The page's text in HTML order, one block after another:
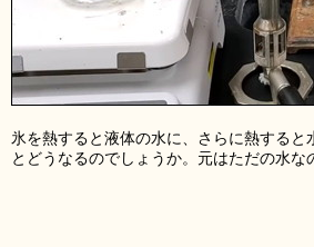
氷を熱すると液体の水に、さらに熱する
とどうなるのでしょうか。元はただの水